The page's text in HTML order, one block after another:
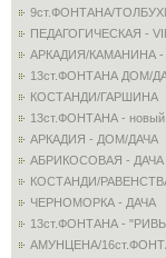
9ст.ФОНТАНА/
ПЕДАГОГИЧЕСКАЯ -
АРКАДИЯ/КАМАНИНА -
13ст.ФОНТАНА ДОМ/
КОСТАНДИ/ГАРШИНА
13ст.ФОНТАНА - новый
АРКАДИЯ - ДОМ/ДАЧА
АБРИКОСОВАЯ - ДАЧА
КОСТАНДИ/
ЧЕРНОМОРКА - ДАЧА
13ст.ФОНТАНА -
АМУНЦЕНА/